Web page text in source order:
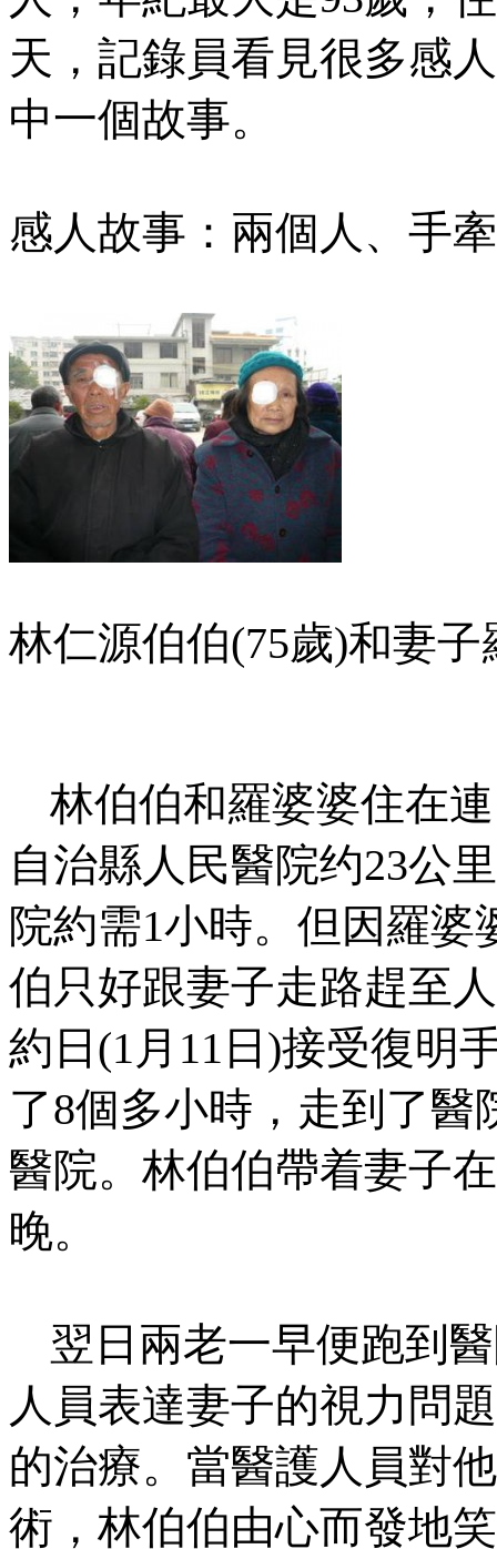
天，記錄員看見很多感
中一個故事。
感人故事：兩個人、手
林仁源伯伯(75歲)和妻子
林伯伯和羅婆婆住在
自治縣人民醫院约23公
院約需1小時。但因羅婆
伯只好跟妻子走路趕至
約日 (1 月11 日 )接受復明
了8個多小時，走到了醫
醫院。林伯伯帶着妻子
晚。
翌日兩老一早便跑到
人員表達妻子的視力問
的治療。當醫護人員對
術，林伯伯由心而發地